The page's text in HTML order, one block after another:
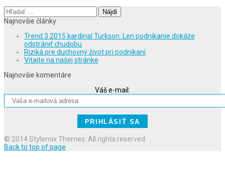
Hľadať:
Najnovšie články
Trend 3 2015 kardinal Turkson: Len podnikanie dokáže
odstrániť chudobu
Riziká pre duchovný život pri podnikaní
Vitajte na našej stránke
Najnovšie komentáre
Váš e-mail:
© 2014 Stylemix Themes. All rights reserved.
Back to top of page